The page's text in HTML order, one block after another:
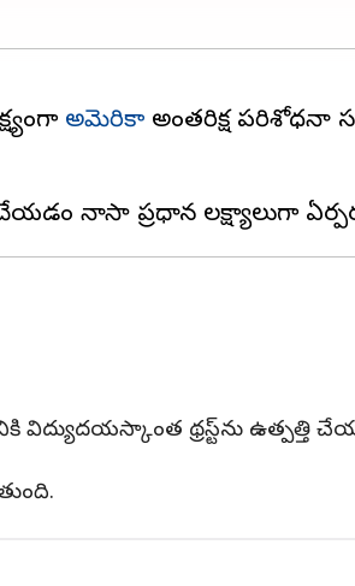
అమెరికా అంతరిక్ష పరిశోధనా
థ్రస్ట్‌ను ఉత్పత్తి